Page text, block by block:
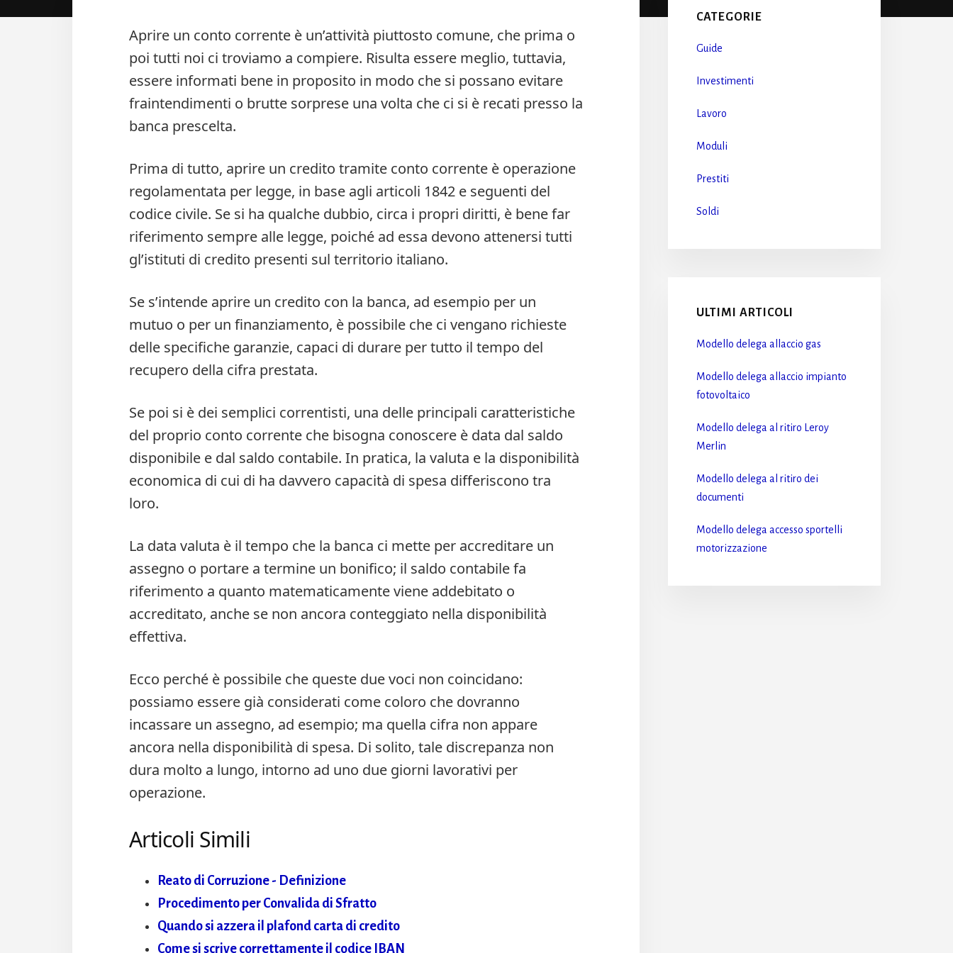
Aprire un conto corrente è un’attività piuttosto comune, che prima o
poi tutti noi ci troviamo a compiere. Risulta essere meglio, tuttavia,
essere informati bene in proposito in modo che si possano evitare
fraintendimenti o brutte sorprese una volta che ci si è recati presso la
banca prescelta.
Prima di tutto, aprire un credito tramite conto corrente è operazione
regolamentata per legge, in base agli articoli 1842 e seguenti del
codice civile. Se si ha qualche dubbio, circa i propri diritti, è bene far
riferimento sempre alle legge, poiché ad essa devono attenersi tutti
gl’istituti di credito presenti sul territorio italiano.
Se s’intende aprire un credito con la banca, ad esempio per un
mutuo o per un finanziamento, è possibile che ci vengano richieste
delle specifiche garanzie, capaci di durare per tutto il tempo del
recupero della cifra prestata.
Se poi si è dei semplici correntisti, una delle principali caratteristiche
del proprio conto corrente che bisogna conoscere è data dal saldo
disponibile e dal saldo contabile. In pratica, la valuta e la disponibilità
economica di cui di ha davvero capacità di spesa differiscono tra
loro.
La data valuta è il tempo che la banca ci mette per accreditare un
assegno o portare a termine un bonifico; il saldo contabile fa
riferimento a quanto matematicamente viene addebitato o
accreditato, anche se non ancora conteggiato nella disponibilità
effettiva.
Ecco perché è possibile che queste due voci non coincidano:
possiamo essere già considerati come coloro che dovranno
incassare un assegno, ad esempio; ma quella cifra non appare
ancora nella disponibilità di spesa. Di solito, tale discrepanza non
dura molto a lungo, intorno ad uno due giorni lavorativi per
operazione.
Articoli Simili
Reato di Corruzione - Definizione
Procedimento per Convalida di Sfratto
Quando si azzera il plafond carta di credito
Come si scrive correttamente il codice IBAN
Sidebar
CATEGORIE
Guide
Investimenti
Lavoro
Moduli
Prestiti
Soldi
ULTIMI ARTICOLI
Modello delega allaccio gas​
Modello delega allaccio impianto
fotovoltaico​
Modello delega al ritiro Leroy
Merlin​
Modello delega al ritiro dei
documenti​
Modello delega accesso sportelli
motorizzazione​